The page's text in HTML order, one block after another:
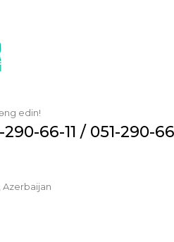
edin!
290-66-11 / 051-290-
Azerbaijan